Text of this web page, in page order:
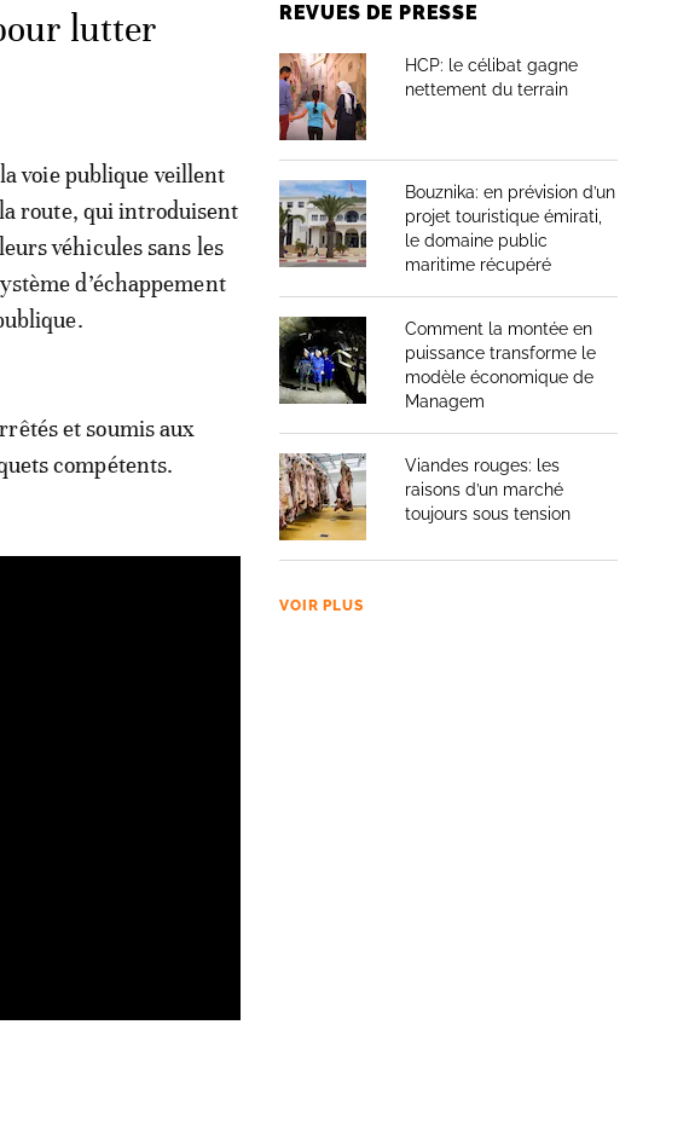
lutter
voie publique veillent
route, qui introduisent
véhicules sans les
d’échappement
et soumis aux
compétents.
REVUES DE PRESSE
HCP: le célibat gagne
nettement du terrain
Bouznika: en prévision d’un
projet touristique émirati,
le domaine public
maritime récupéré
Comment la montée en
puissance transforme le
modèle économique de
Managem
Viandes rouges: les
raisons d’un marché
toujours sous tension
VOIR PLUS